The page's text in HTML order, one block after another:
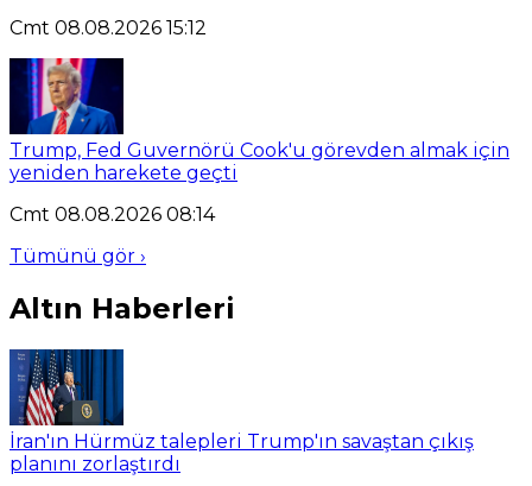
Cmt 08.08.2026 15:12
Trump, Fed Guvernörü Cook'u görevden almak için
yeniden harekete geçti
Cmt 08.08.2026 08:14
Tümünü gör ›
Altın Haberleri
İran'ın Hürmüz talepleri Trump'ın savaştan çıkış
planını zorlaştırdı